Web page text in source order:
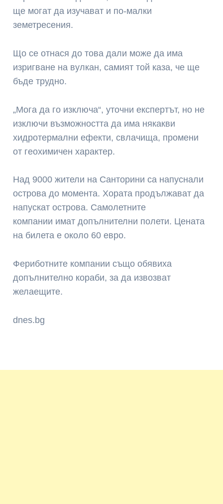
ще могат да изучават и по-малки
земетресения.
Що се отнася до това дали може да има
изригване на вулкан, самият той каза, че ще
бъде трудно.
„Мога да го изключа“, уточни експертът, но не
изключи възможността да има някакви
хидротермални ефекти, свлачища, промени
от геохимичен характер.
Над 9000 жители на Санторини са напуснали
острова до момента. Хората продължават да
напускат острова. Самолетните
компании имат допълнителни полети. Цената
на билета е около 60 евро.
Фериботните компании също обявиха
допълнително кораби, за да извозват
желаещите.
dnes.bg